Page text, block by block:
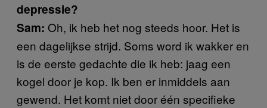
depressie?
Sam: Oh, ik heb het nog steeds hoor. Het is
een dagelijkse strijd. Soms word ik wakker en
is de eerste gedachte die ik heb: jaag een
kogel door je kop. Ik ben er inmiddels aan
gewend. Het komt niet door één specifieke